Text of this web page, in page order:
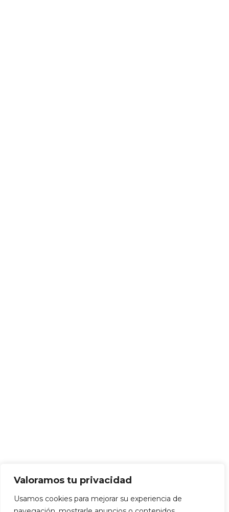
Valoramos tu privacidad
Usamos cookies para mejorar su experiencia de